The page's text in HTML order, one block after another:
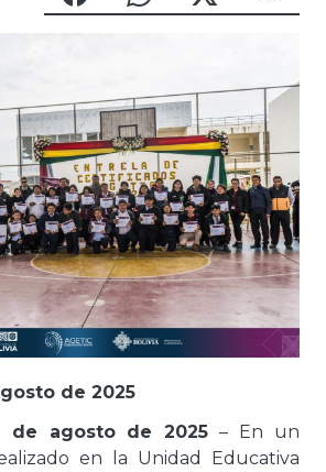
de 2025
de agosto de 2025 – En un
en la Unidad Educativa